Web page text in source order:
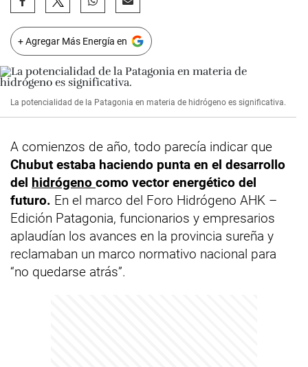
+ Agregar Más Energía en
La potencialidad de la Patagonia en materia de hidrógeno es significativa.
A comienzos de año, todo parecía indicar que
Chubut estaba haciendo punta en el desarrollo
del hidrógeno como vector energético del
futuro. En el marco del Foro Hidrógeno AHK –
Edición Patagonia, funcionarios y empresarios
aplaudían los avances en la provincia sureña y
reclamaban un marco normativo nacional para
“no quedarse atrás”.